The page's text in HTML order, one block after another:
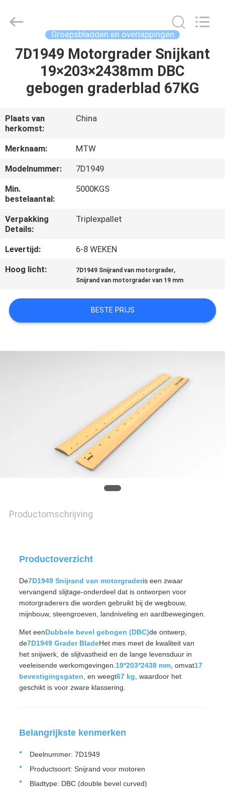
HUIS
PRODUCTEN
VIDEO'S
ONGEVEER
ONS
FABRIEKSREIS
KWALITEITSCONTROLE
CONTACTEER
NIEUWS
PRIVACY
PARTS
(SUZHOU)
Reserved.
Groepsbladden en overlappingen
7D1949 Motorgrader Snijkant
19×203×2438mm DBC
gebogen graderblad 67KG
Plaats van
herkomst:
China
Merknaam:
MTW
Modelnummer:
7D1949
Min.
bestelaantal:
5000KGS
Verpakking
Details:
Triplexpallet
Levertijd:
6-8 WEKEN
Hoog licht:
7D1949 Snijrand van motorgrader,
Snijrand van motorgrader van 19 mm
BESTE PRIJS
Productomschrijving
Productoverzicht
De7D1949 Snijrand van motorgraderis een zwaar
vervangend slijtage-onderdeel dat is ontworpen voor
motorgraderers die worden gebruikt bij de wegbouw,
mijnbouw, steengroeven, landniveling en aardbewegingen.
Met eenDubbele bevel gebogen (DBC)de ontwerp,
de7D1949 Grader BladeHet mes meet de kwaliteit van
het snijwerk, de slijtvastheid en de lange levensduur in
veeleisende werkomgevingen.19*203*2438 mm, omvat17
bevestigingsgaten, en weegt67 kg, waardoor het
geschikt is voor zware klassering.
Belangrijkste kenmerken
Deelnummer: 7D1949
Productsoort: Snijrand voor motoren
Bladtype: DBC (double bevel curved)